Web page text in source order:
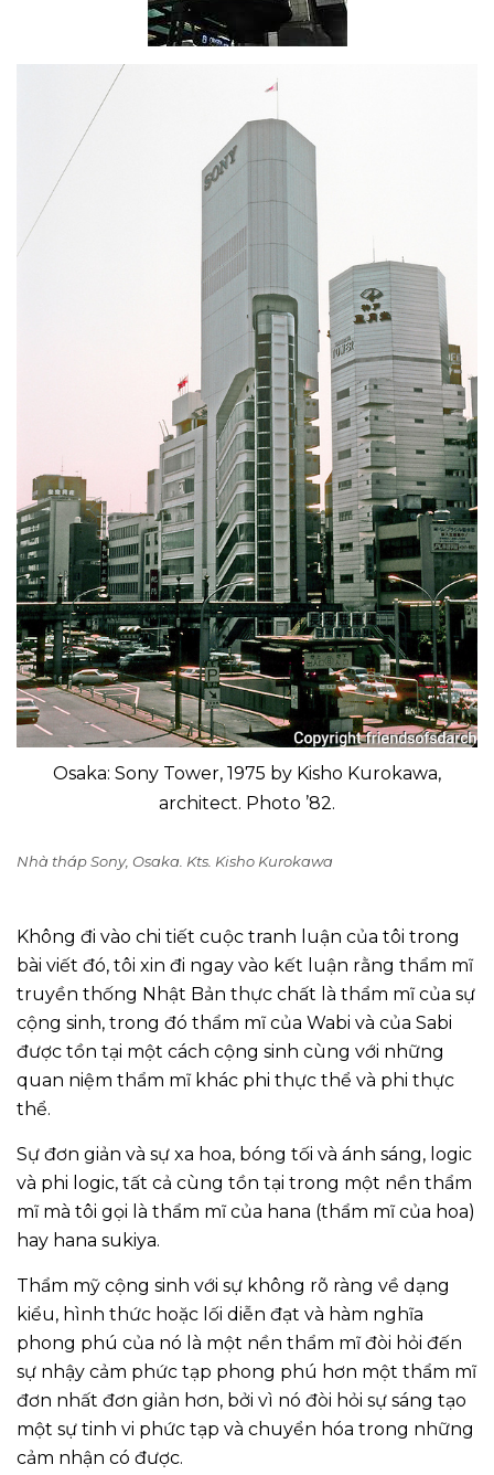
Osaka: Sony Tower, 1975 by Kisho Kurokawa,
architect. Photo ’82.
Nhà tháp Sony, Osaka. Kts. Kisho Kurokawa
Không đi vào chi tiết cuộc tranh luận của tôi trong
bài viết đó, tôi xin đi ngay vào kết luận rằng thẩm mĩ
truyền thống Nhật Bản thực chất là thẩm mĩ của sự
cộng sinh, trong đó thẩm mĩ của Wabi và của Sabi
được tồn tại một cách cộng sinh cùng với những
quan niệm thẩm mĩ khác phi thực thể và phi thực
thể.
Sự đơn giản và sự xa hoa, bóng tối và ánh sáng, logic
và phi logic, tất cả cùng tồn tại trong một nền thẩm
mĩ mà tôi gọi là thẩm mĩ của hana (thẩm mĩ của hoa)
hay hana sukiya.
Thẩm mỹ cộng sinh với sự không rõ ràng về dạng
kiểu, hình thức hoặc lối diễn đạt và hàm nghĩa
phong phú của nó là một nền thẩm mĩ đòi hỏi đến
sự nhậy cảm phức tạp phong phú hơn một thẩm mĩ
đơn nhất đơn giản hơn, bởi vì nó đòi hỏi sự sáng tạo
một sự tinh vi phức tạp và chuyển hóa trong những
cảm nhận có được.